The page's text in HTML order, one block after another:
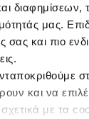
μας.
σας και πιο
και να
σχετικά με τα